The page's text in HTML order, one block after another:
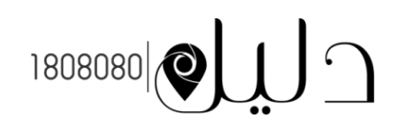
المحتوى